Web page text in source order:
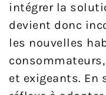
intégrer la
devient donc
les nouvelles
et exigeants. En